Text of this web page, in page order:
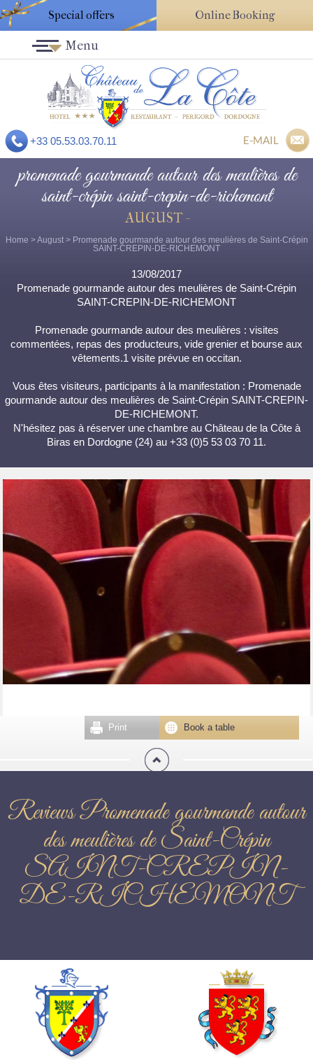
Special offers Online Booking
+33 05.53.03.70.11 E-MAIL
Menu
promenade gourmande autour des meulières de
saint-crépin saint-crepin-de-richemont
AUGUST -
Home >August> Promenade gourmande autour des meulières de Saint-Crépin
SAINT-CREPIN-DE-RICHEMONT
13/08/2017
Promenade gourmande autour des meulières de Saint-Crépin
SAINT-CREPIN-DE-RICHEMONT
Promenade gourmande autour des meulières : visites
commentées, repas des producteurs, vide grenier et bourse aux
vêtements.1 visite prévue en occitan.
Vous êtes visiteurs, participants à la manifestation : Promenade
gourmande autour des meulières de Saint-Crépin SAINT-CREPIN-
DE-RICHEMONT.
N'hésitez pas à réserver une chambre au Château de la Côte à
Biras en Dordogne (24) au +33 (0)5 53 03 70 11.
Book a table
Print
Reviews Promenade gourmande autour
des meulières de Saint-Crépin
SAINT-CREPIN-
DE-RICHEMONT